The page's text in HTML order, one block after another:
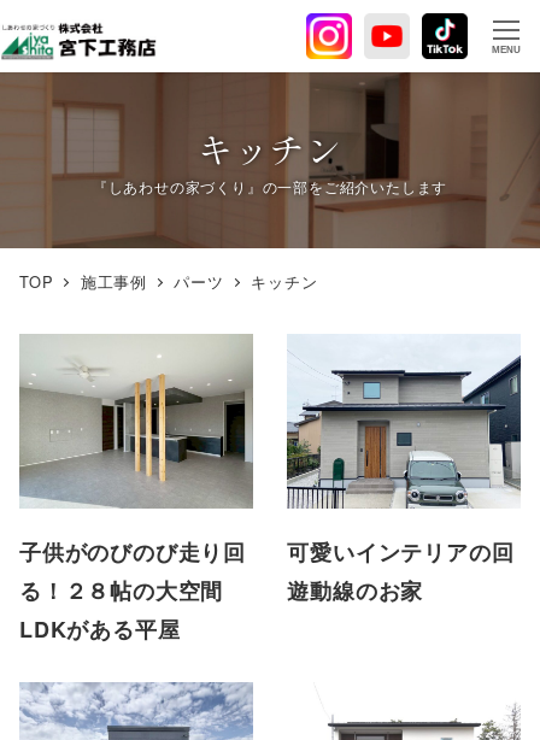
イ
ン
へ
MENU
キッチン
TOP 施工事例 パーツ キッチン
子供がのびのび走り回
る！２８帖の大空間
LDKがある平屋
可愛いインテリアの回
遊動線のお家